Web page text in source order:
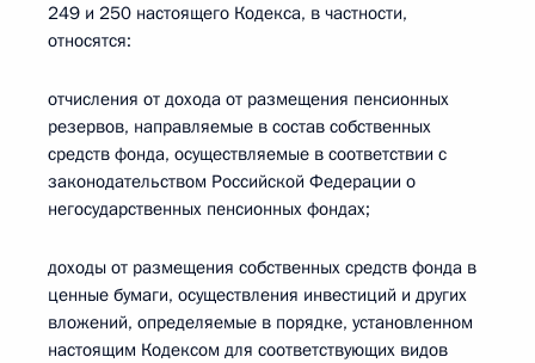
249 и 250 настоящего Кодекса, в частности,
относятся:
отчисления от дохода от размещения пенсионных
резервов, направляемые в состав собственных
средств фонда, осуществляемые в соответствии с
законодательством Российской Федерации о
негосударственных пенсионных фондах;
доходы от размещения собственных средств фонда в
ценные бумаги, осуществления инвестиций и других
вложений, определяемые в порядке, установленном
настоящим Кодексом для соответствующих видов